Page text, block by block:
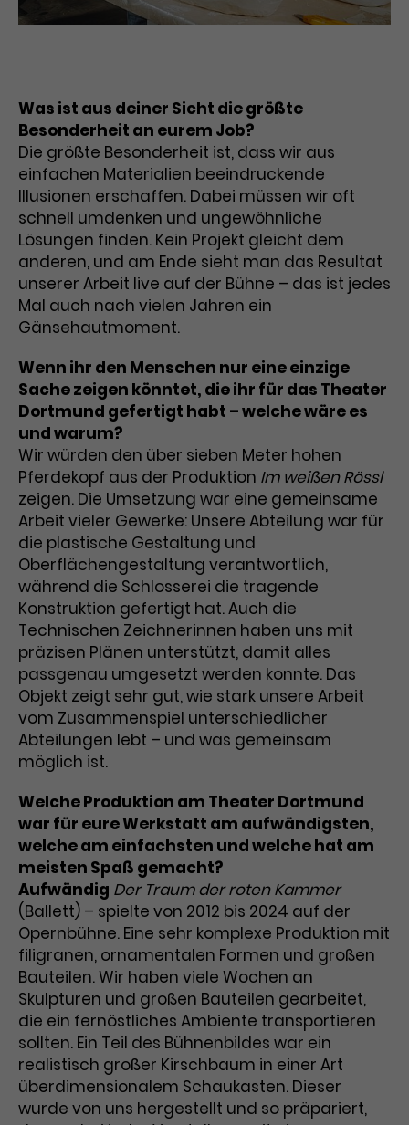
Was ist aus deiner Sicht die größte
Besonderheit an eurem Job?
Die größte Besonderheit ist, dass wir aus
einfachen Materialien beeindruckende
Illusionen erschaffen. Dabei müssen wir oft
schnell umdenken und ungewöhnliche
Lösungen finden. Kein Projekt gleicht dem
anderen, und am Ende sieht man das Resultat
unserer Arbeit live auf der Bühne – das ist jedes
Mal auch nach vielen Jahren ein
Gänsehautmoment.
Wenn ihr den Menschen nur eine einzige
Sache zeigen könntet, die ihr für das Theater
Dortmund gefertigt habt – welche wäre es
und warum?
Wir würden den über sieben Meter hohen
Pferdekopf aus der Produktion Im weißen Rössl
zeigen. Die Umsetzung war eine gemeinsame
Arbeit vieler Gewerke: Unsere Abteilung war für
die plastische Gestaltung und
Oberflächengestaltung verantwortlich,
während die Schlosserei die tragende
Konstruktion gefertigt hat. Auch die
Technischen Zeichnerinnen haben uns mit
präzisen Plänen unterstützt, damit alles
passgenau umgesetzt werden konnte. Das
Objekt zeigt sehr gut, wie stark unsere Arbeit
vom Zusammenspiel unterschiedlicher
Abteilungen lebt – und was gemeinsam
möglich ist.
Welche Produktion am Theater Dortmund
war für eure Werkstatt am aufwändigsten,
welche am einfachsten und welche hat am
meisten Spaß gemacht?
Aufwändig Der Traum der roten Kammer
(Ballett) – spielte von 2012 bis 2024 auf der
Opernbühne. Eine sehr komplexe Produktion mit
filigranen, ornamentalen Formen und großen
Bauteilen. Wir haben viele Wochen an
Skulpturen und großen Bauteilen gearbeitet,
die ein fernöstliches Ambiente transportieren
sollten. Ein Teil des Bühnenbildes war ein
realistisch großer Kirschbaum in einer Art
überdimensionalem Schaukasten. Dieser
wurde von uns hergestellt und so präpariert,